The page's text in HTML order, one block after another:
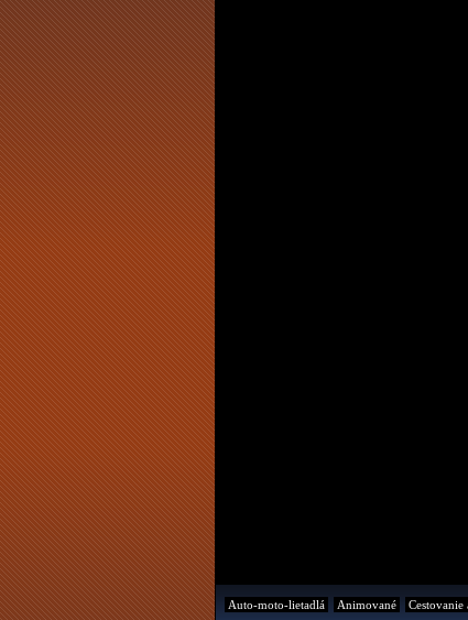
Auto-moto-lietadlá Animované Cestovanie